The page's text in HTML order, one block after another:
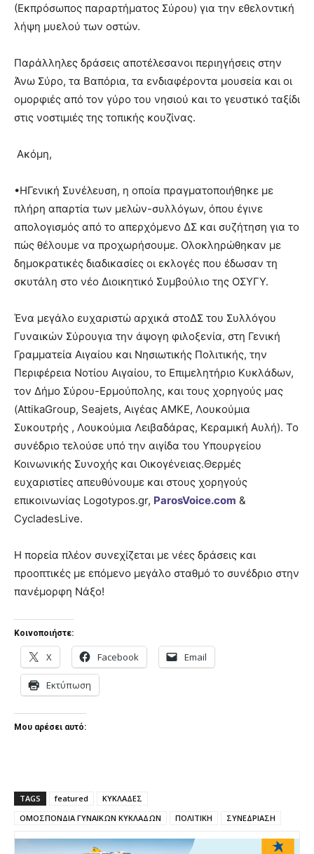
(Εκπρόσωπος παραρτήματος Σύρου) για την εθελοντική
λήψη μυελού των οστών.
Παράλληλες δράσεις αποτέλεσανοι περιηγήσεις στην
Άνω Σύρο, τα Βαπόρια, τα ενδιαφέροντα μουσεία και οι
ομορφιές από τον γύρο του νησιού και το γευστικό ταξίδι
στις νοστιμιές της τοπικής κουζίνας.
Ακόμη,
•ΗΓενική Συνέλευση, η οποία πραγματοποιήθηκε με
πλήρη απαρτία των μελών-συλλόγων, όπου έγινε
απολογισμός από το απερχόμενο ΔΣ και συζήτηση για το
πώς θέλουμε να προχωρήσουμε. Ολοκληρώθηκαν με
δημοκρατικές διαδικασίες οι εκλογές που έδωσαν τη
σκυτάλη στο νέο Διοικητικό Συμβούλιο της ΟΣΥΓΥ.
Ένα μεγάλο ευχαριστώ αρχικά στοΔΣ του Συλλόγου
Γυναικών Σύρουγια την άψογη φιλοξενία, στη Γενική
Γραμματεία Αιγαίου και Νησιωτικής Πολιτικής, την
Περιφέρεια Νοτίου Αιγαίου, το Επιμελητήριο Κυκλάδων,
τον Δήμο Σύρου-Ερμούπολης, και τους χορηγούς μας
(AttikaGroup, Seajets, Αιγέας ΑΜΚΕ, Λουκούμια
Συκουτρής , Λουκούμια Λειβαδάρας, Κεραμική Αυλή). Το
συνέδριο τελούσε υπό την αιγίδα του Υπουργείου
Κοινωνικής Συνοχής και Οικογένειας.Θερμές
ευχαριστίες απευθύνουμε και στους χορηγούς
επικοινωνίας Logotypos.gr, ParosVoice.com &
CycladesLive.
Η πορεία πλέον συνεχίζεται με νέες δράσεις και
προοπτικές με επόμενο μεγάλο σταθμό το συνέδριο στην
πανέμορφη Νάξο!
Κοινοποιήστε:
X Facebook Email
Εκτύπωση
Μου αρέσει αυτό:
TAGS featured
ΚΥΚΛΑΔΕΣ
ΟΜΟΣΠΟΝΔΙΑ ΓΥΝΑΙΚΩΝ ΚΥΚΛΑΔΩΝ
ΠΟΛΙΤΙΚΗ ΣΥΝΕΔΡΙΑΣΗ